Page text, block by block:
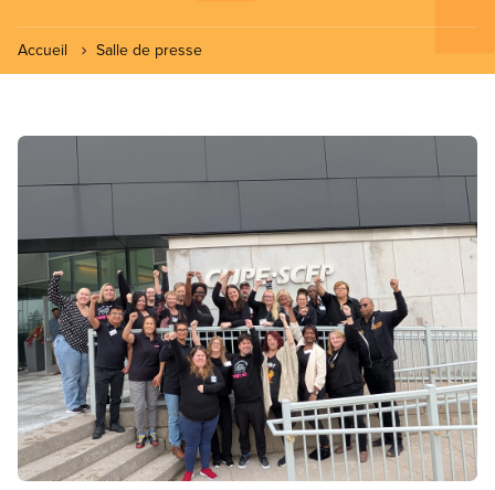
Accueil Salle de presse
Image